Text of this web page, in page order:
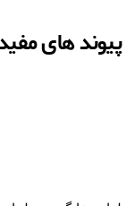
پیوند های